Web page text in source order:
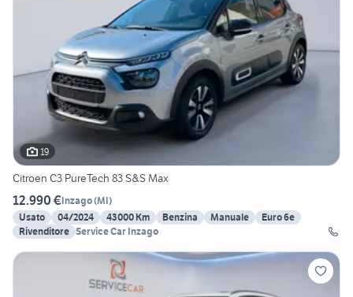
19
Citroen C3 PureTech 83 S&S Max
12.990 €Inzago(MI)
Usato
04/2024 43000 Km Benzina Manuale
Euro 6e
Rivenditore Service Car Inzago